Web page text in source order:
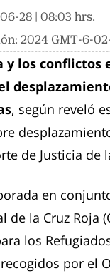
28 | 08:03 hrs.
2024 GMT-6-
y los conflictos
, según reveló
de Justicia de
en
de la Cruz Roja
los
por el